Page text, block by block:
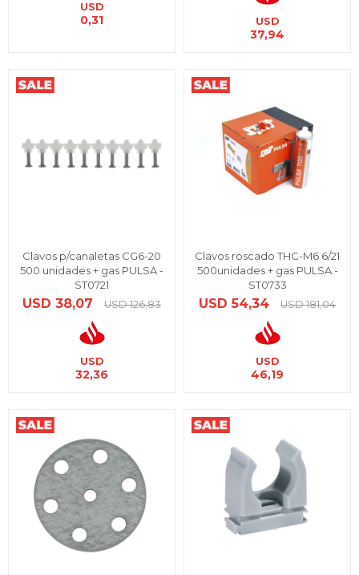
USD
0,31 USD
37,94
Clavos p/canaletas CG6-20
500 unidades + gas PULSA -
ST0721
USD 38,07 USD 126,83
USD
32,36
Clavos roscado THC-M6 6/21
500unidades + gas PULSA -
ST0733
USD 54,34 USD 181,04
USD
46,19